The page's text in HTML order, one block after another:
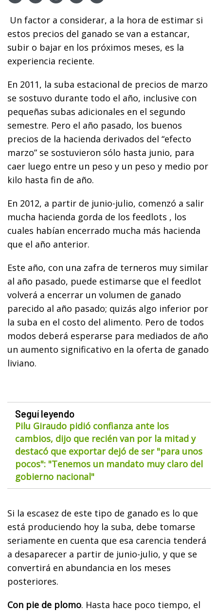
Un factor a considerar, a la hora de estimar si
estos precios del ganado se van a estancar,
subir o bajar en los próximos meses, es la
experiencia reciente.
En 2011, la suba estacional de precios de marzo
se sostuvo durante todo el año, inclusive con
pequeñas subas adicionales en el segundo
semestre. Pero el año pasado, los buenos
precios de la hacienda derivados del “efecto
marzo” se sostuvieron sólo hasta junio, para
caer luego entre un peso y un peso y medio por
kilo hasta fin de año.
En 2012, a partir de junio-julio, comenzó a salir
mucha hacienda gorda de los feedlots , los
cuales habían encerrado mucha más hacienda
que el año anterior.
Este año, con una zafra de terneros muy similar
al año pasado, puede estimarse que el feedlot
volverá a encerrar un volumen de ganado
parecido al año pasado; quizás algo inferior por
la suba en el costo del alimento. Pero de todos
modos deberá esperarse para mediados de año
un aumento significativo en la oferta de ganado
liviano.
Seguí leyendo
Pilu Giraudo pidió confianza ante los
cambios, dijo que recién van por la mitad y
destacó que exportar dejó de ser "para unos
pocos": "Tenemos un mandato muy claro del
gobierno nacional"
Si la escasez de este tipo de ganado es lo que
está produciendo hoy la suba, debe tomarse
seriamente en cuenta que esa carencia tenderá
a desaparecer a partir de junio-julio, y que se
convertirá en abundancia en los meses
posteriores.
Con pie de plomo. Hasta hace poco tiempo, el